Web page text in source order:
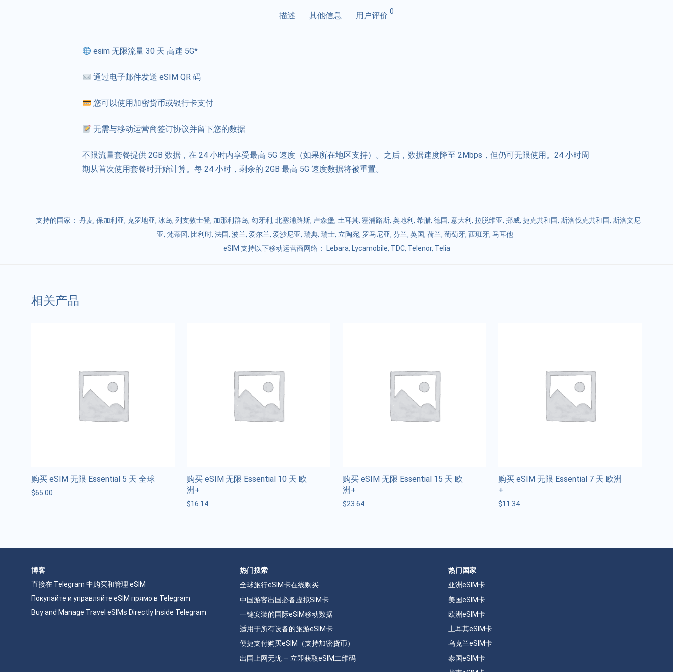
描述 其他信息 用户评价 0
esim 无限流量 30 天 高速 5G*
通过电子邮件发送 eSIM QR 码
您可以使用加密货币或银行卡支付
无需与移动运营商签订协议并留下您的数据
不限流量套餐提供 2GB 数据，在 24 小时内享受最高 5G 速度（如果所在地区支持）。之后，数据速度降至 2Mbps，但仍可无限使用。24 小时周
期从首次使用套餐时开始计算。每 24 小时，剩余的 2GB 最高 5G 速度数据将被重置。
支持的国家： 丹麦, 保加利亚, 克罗地亚, 冰岛, 列支敦士登, 加那利群岛, 匈牙利 , 北塞浦路斯, 卢森堡, 土耳其, 塞浦路斯, 奥地利 , 希腊, 德国, 意大利 , 拉脱维亚, 挪威, 捷克共和国, 斯洛伐克共和国, 斯洛文尼
亚, 梵蒂冈, 比利时, 法国, 波兰, 爱尔兰, 爱沙尼亚, 瑞典, 瑞士, 立陶宛, 罗马尼亚, 芬兰, 英国, 荷兰, 葡萄牙, 西班牙, 马耳他
eSIM 支持以下移动运营商网络： Lebara, Lycamobile, TDC, Telenor, Telia
相关产品
购买 eSIM 无限 Essential 5 天 全球
$65.00
购买 eSIM 无限 Essential 10 天 欧
洲+
$16.14
购买 eSIM 无限 Essential 15 天 欧
洲+
$23.64
购买 eSIM 无限 Essential 7 天 欧洲
+
$11.34
博客
直接在 Telegram 中购买和管理 eSIM
Покупайте и управляйте eSIM прямо в Telegram
Buy and Manage Travel eSIMs Directly Inside Telegram
热门搜索
全球旅行eSIM卡在线购买
中国游客出国必备虚拟SIM卡
一键安装的国际eSIM移动数据
适用于所有设备的旅游eSIM卡
便捷支付购买eSIM（支持加密货币）
出国上网无忧 — 立即获取eSIM二维码
热门国家
亚洲eSIM卡
美国eSIM卡
欧洲eSIM卡
土耳其eSIM卡
乌克兰eSIM卡
泰国eSIM卡